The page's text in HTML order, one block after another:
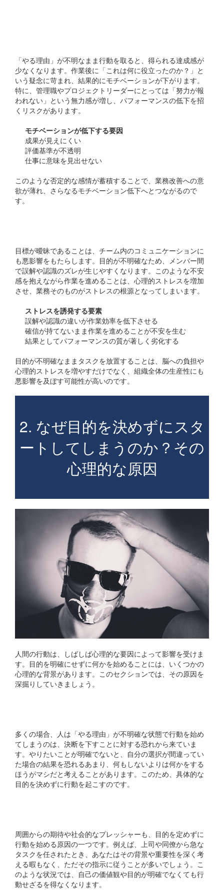
「やる理由」が不明なまま行動を取ると、得られる達成感が
少なくなります。作業後に「これは何に役立ったのか？」と
いう疑念に苛まれ、結果的にモチベーションが下がります。
特に、管理職やプロジェクトリーダーにとっては「努力が報
われない」という無力感が増し、パフォーマンスの低下を招
くリスクがあります。
モチベーションが低下する要因
成果が見えにくい
評価基準が不透明
仕事に意味を見出せない
このような否定的な感情が蓄積することで、業務改善への意
欲が薄れ、さらなるモチベーション低下へとつながるので
す。
目標が曖昧であることは、チーム内のコミュニケーションに
も悪影響をもたらします。目的が不明確なため、メンバー間
で誤解や認識のズレが生じやすくなります。このような不安
感を抱えながら作業を進めることは、心理的ストレスを増加
させ、業務そのものがストレスの根源となってしまいます。
ストレスを誘発する要素
誤解や認識の違いが作業効率を低下させる
確信が持てないまま作業を進めることが不安を生む
結果としてパフォーマンスの質が著しく劣化する
目的が不明確なままタスクを放置することは、脳への負担や
心理的ストレスを増やすだけでなく、組織全体の生産性にも
悪影響を及ぼす可能性が高いのです。
2. なぜ目的を決めずにスタ
ートしてしまうのか？その
心理的な原因
人間の行動は、しばしば心理的な要因によって影響を受けま
す。目的を明確にせずに何かを始めることには、いくつかの
心理的な背景があります。このセクションでは、その原因を
深掘りしていきましょう。
多くの場合、人は「やる理由」が不明確な状態で行動を始め
てしまうのは、決断を下すことに対する恐れから来ていま
す。やりたいことが明確でないと、自分の選択が間違ってい
た場合の結果を恐れるあまり、何もしないよりは何かをする
ほうがマシだと考えることがあります。このため、具体的な
目的を決めずに行動を起こすのです。
周囲からの期待や社会的なプレッシャーも、目的を定めずに
行動を始める原因の一つです。例えば、上司や同僚から急な
タスクを任されたとき、あなたはその背景や重要性を深く考
える暇もなく、ただその指示に従うことが多いでしょう。こ
のような状況では、自己の価値観や目的が明確でなくても行
動せざるを得なくなります。